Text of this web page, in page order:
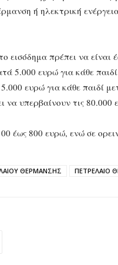
ή ηλεκτρική
εισόδημα πρέπει να
5.000 ευρώ για κάθε
ευρώ για κάθε παιδί
να υπερβαίνουν τις 80.000
έως 800 ευρώ, ενώ σε
ΘΕΡΜΑΝΣΗΣ ΠΕΤΡΕΛΑΙΟ